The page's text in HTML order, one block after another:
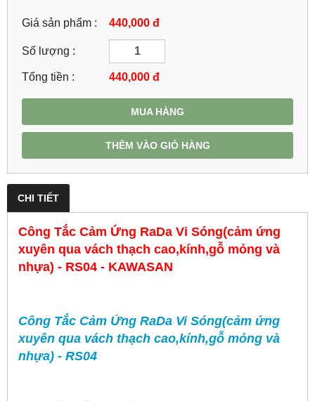
Giá sản phẩm : 440,000 đ
Số lượng :
Tổng tiền : 440,000 đ
MUA HÀNG
THÊM VÀO GIỎ HÀNG
CHI TIẾT
Công Tắc Cảm Ứng RaDa Vi Sóng(cảm ứng
xuyên qua vách thạch cao,kính,gỗ mỏng và
nhựa) - RS04 - KAWASAN
Công Tắc Cảm Ứng RaDa Vi Sóng(cảm ứng
xuyên qua vách thạch cao,kính,gỗ mỏng và
nhựa) - RS04